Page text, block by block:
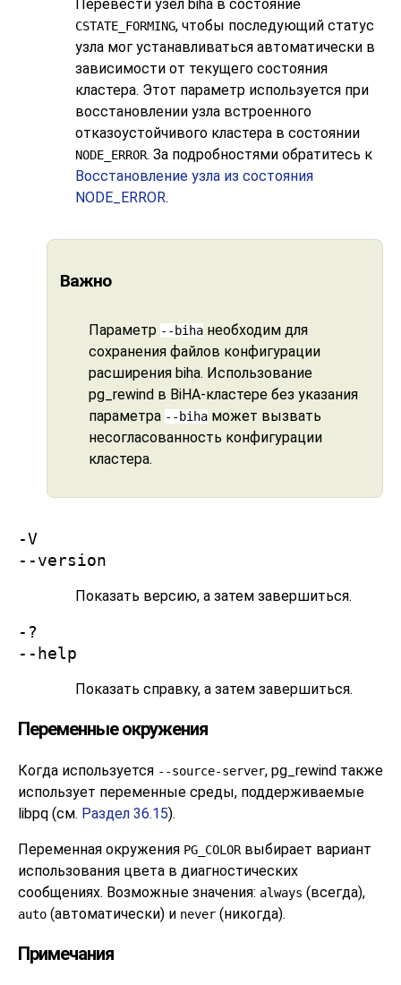
Перевести узел biha в состояние
CSTATE_FORMING, чтобы последующий статус
узла мог устанавливаться автоматически в
зависимости от текущего состояния
кластера. Этот параметр используется при
восстановлении узла встроенного
отказоустойчивого кластера в состоянии
NODE_ERROR. За подробностями обратитесь к
Восстановление узла из состояния
NODE_ERROR.
Важно
Параметр --biha необходим для
сохранения файлов конфигурации
расширения biha. Использование
pg_rewind в BiHA-кластере без указания
параметра --biha может вызвать
несогласованность конфигурации
кластера.
-V
--version
Показать версию, а затем завершиться.
-?
--help
Показать справку, а затем завершиться.
Переменные окружения
Когда используется --source-server, pg_rewind также
использует переменные среды, поддерживаемые
libpq (см. Раздел 36.15).
Переменная окружения PG_COLOR выбирает вариант
использования цвета в диагностических
сообщениях. Возможные значения: always (всегда),
auto (автоматически) и never (никогда).
Примечания